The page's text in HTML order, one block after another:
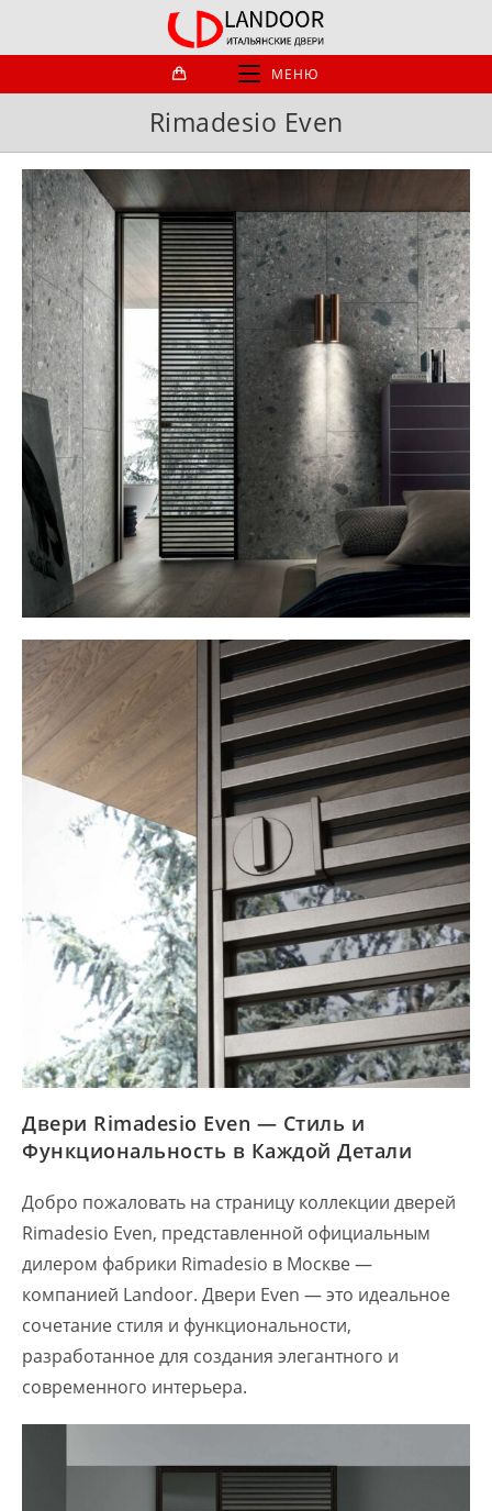
МЕНЮ
Rimadesio Even
Двери Rimadesio Even — Стиль и
Функциональность в Каждой Детали
Добро пожаловать на страницу коллекции дверей
Rimadesio Even, представленной официальным
дилером фабрики Rimadesio в Москве —
компанией Landoor. Двери Even — это идеальное
сочетание стиля и функциональности,
разработанное для создания элегантного и
современного интерьера.